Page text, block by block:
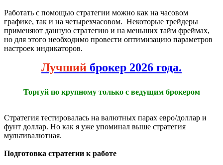
Работать с помощью стратегии можно как на часовом
графике, так и на четырехчасовом. Некоторые трейдеры
применяют данную стратегию и на меньших тайм фреймах,
но для этого необходимо провести оптимизацию параметров
настроек индикаторов.
Лучший брокер 2026 года.
Торгуй по крупному только с ведущим брокером
Стратегия тестировалась на валютных парах евро/доллар и
фунт доллар. Но как я уже упоминал выше стратегия
мультивалютная.
Подготовка стратегии к работе